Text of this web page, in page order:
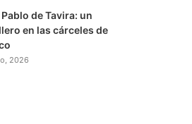
de Tavira: un
en las cárceles de
2026